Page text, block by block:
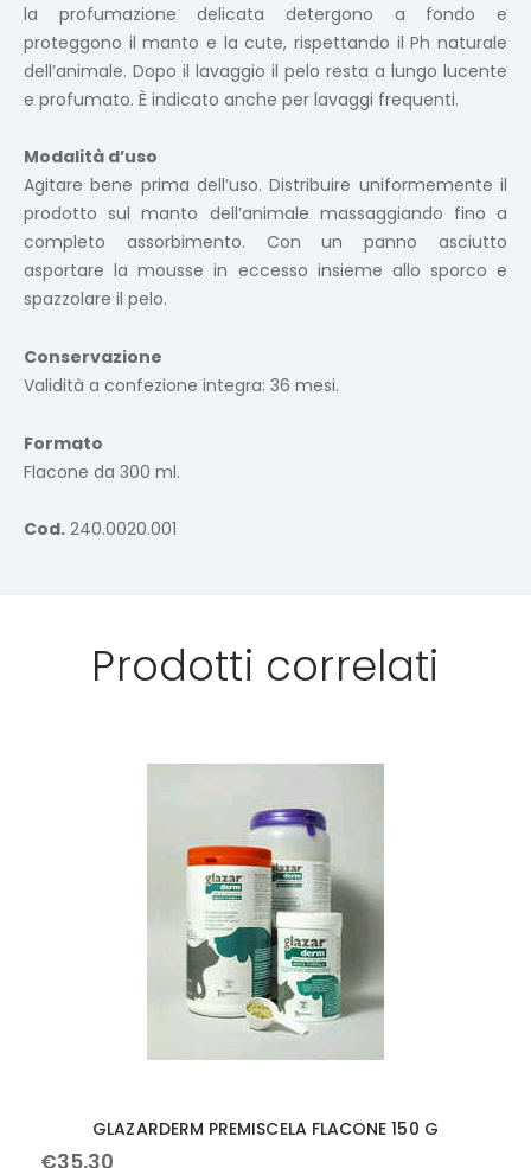
la profumazione delicata detergono a fondo e
proteggono il manto e la cute, rispettando il Ph naturale
dell’animale. Dopo il lavaggio il pelo resta a lungo lucente
e profumato. È indicato anche per lavaggi frequenti.
Modalità d’uso
Agitare bene prima dell’uso. Distribuire uniformemente il
prodotto sul manto dell’animale massaggiando fino a
completo assorbimento. Con un panno asciutto
asportare la mousse in eccesso insieme allo sporco e
spazzolare il pelo.
Conservazione
Validità a confezione integra: 36 mesi.
Formato
Flacone da 300 ml.
Cod. 240.0020.001
Prodotti correlati
GLAZARDERM PREMISCELA FLACONE 150 G
€35,30